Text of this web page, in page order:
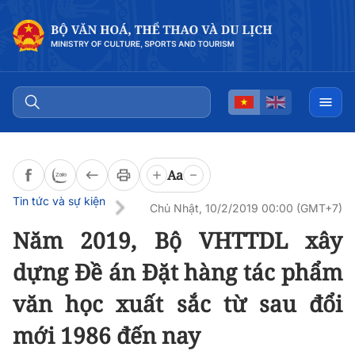
Aa
Tin tức và sự kiện
Chủ Nhật, 10/2/2019 00:00 (GMT+7)
Năm 2019, Bộ VHTTDL xây
dựng Đề án Đặt hàng tác phẩm
văn học xuất sắc từ sau đổi
mới 1986 đến nay
Đọc bài